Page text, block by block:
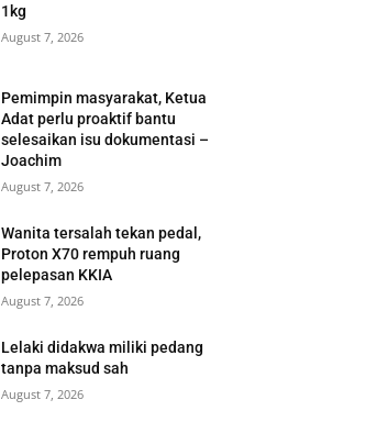
1kg
August 7, 2026
Pemimpin masyarakat, Ketua
Adat perlu proaktif bantu
selesaikan isu dokumentasi –
Joachim
August 7, 2026
Wanita tersalah tekan pedal,
Proton X70 rempuh ruang
pelepasan KKIA
August 7, 2026
Lelaki didakwa miliki pedang
tanpa maksud sah
August 7, 2026